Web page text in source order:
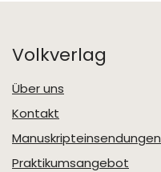
Volkverlag
Über uns
Kontakt
Manuskripteinsendungen
Praktikumsangebot